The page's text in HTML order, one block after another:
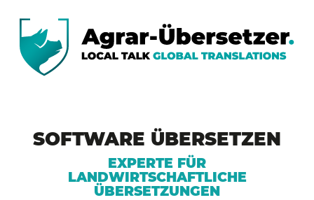
SOFTWARE ÜBERSETZEN
EXPERTE FÜR
LANDWIRTSCHAFTLICHE
ÜBERSETZUNGEN